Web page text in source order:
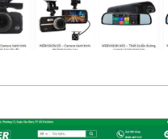
XEM THỰC TẾ